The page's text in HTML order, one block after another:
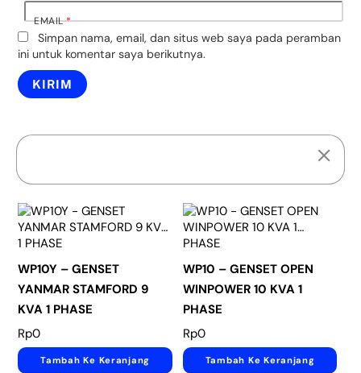
EMAIL*
Simpan nama, email, dan situs web saya pada peramban
ini untuk komentar saya berikutnya.
WP10Y – GENSET
YANMAR STAMFORD 9
KVA 1 PHASE
Rp0
Tambah Ke Keranjang
WP10 – GENSET OPEN
WINPOWER 10 KVA 1
PHASE
Rp0
Tambah Ke Keranjang